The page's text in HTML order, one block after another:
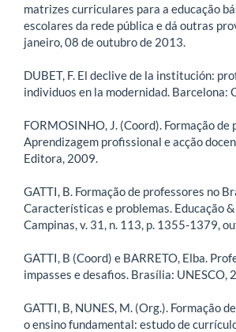
matrizes curriculares para a educação
escolares da rede pública e dá outras
janeiro, 08 de outubro de 2013.
DUBET, F. El declive de la institución:
individuos en la modernidad. Barcelona:
FORMOSINHO, J. (Coord). Formação de
Aprendizagem profissional e acção
Editora, 2009.
GATTI, B. Formação de professores no
Características e problemas. Educação
Campinas, v. 31, n. 113, p. 1355-1379,
GATTI, B (Coord) e BARRETO, Elba.
impasses e desafios. Brasília: UNESCO,
GATTI, B, NUNES, M. (Org.). Formação
o ensino fundamental: estudo de